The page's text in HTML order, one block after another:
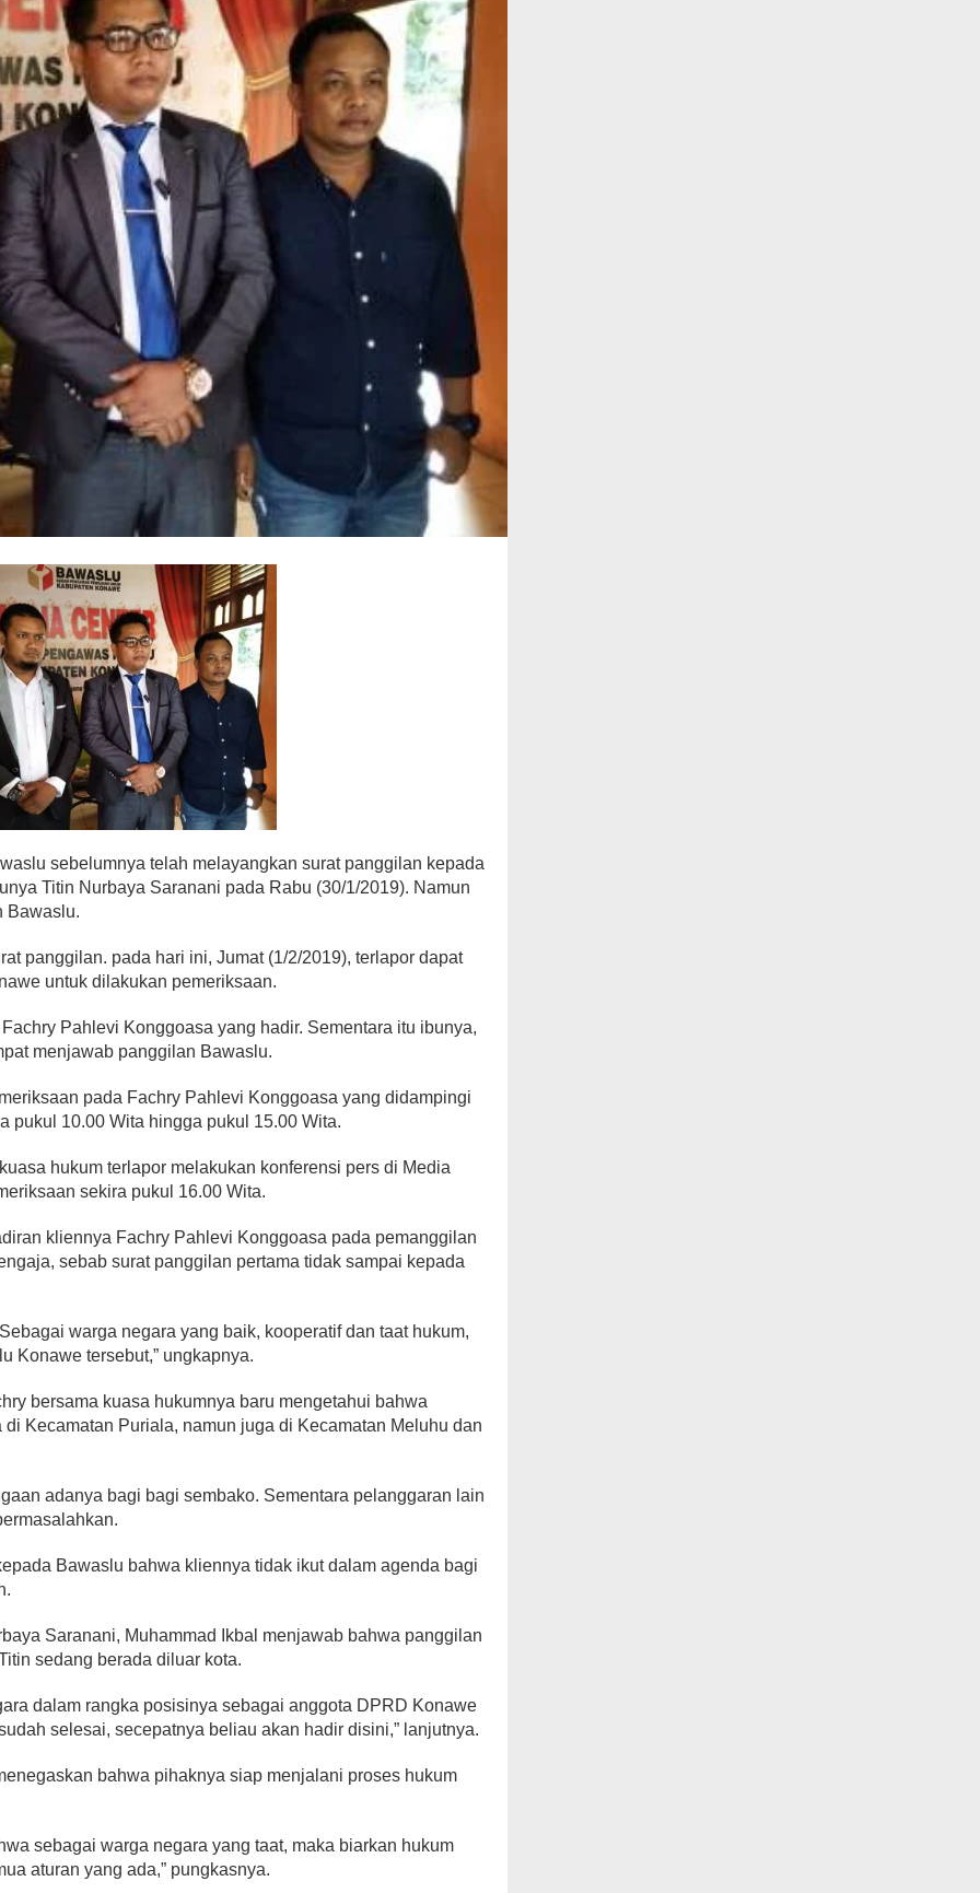
sebelumnya telah melayangkan surat panggilan kepada
Titin Nurbaya Saranani pada Rabu (30/1/2019). Namun
Bawaslu.
panggilan. pada hari ini, Jumat (1/2/2019), terlapor dapat
untuk dilakukan pemeriksaan.
Pahlevi Konggoasa yang hadir. Sementara itu ibunya,
menjawab panggilan Bawaslu.
pada Fachry Pahlevi Konggoasa yang didampingi
pukul 10.00 Wita hingga pukul 15.00 Wita.
hukum terlapor melakukan konferensi pers di Media
sekira pukul 16.00 Wita.
kliennya Fachry Pahlevi Konggoasa pada pemanggilan
sebab surat panggilan pertama tidak sampai kepada
warga negara yang baik, kooperatif dan taat hukum,
Konawe tersebut,” ungkapnya.
bersama kuasa hukumnya baru mengetahui bahwa
Kecamatan Puriala, namun juga di Kecamatan Meluhu dan
adanya bagi bagi sembako. Sementara pelanggaran lain
Bawaslu bahwa kliennya tidak ikut dalam agenda bagi
Saranani, Muhammad Ikbal menjawab bahwa panggilan
sedang berada diluar kota.
dalam rangka posisinya sebagai anggota DPRD Konawe
selesai, secepatnya beliau akan hadir disini,” lanjutnya.
bahwa pihaknya siap menjalani proses hukum
sebagai warga negara yang taat, maka biarkan hukum
aturan yang ada,” pungkasnya.